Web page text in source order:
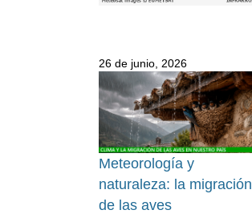
26 de junio, 2026
Meteorología y
naturaleza: la migración
de las aves